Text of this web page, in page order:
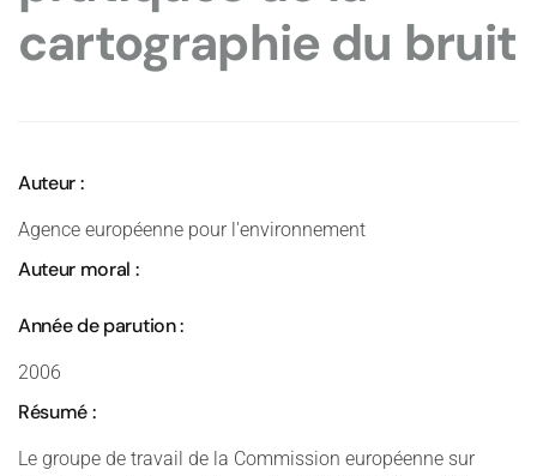
cartographie du bruit
Auteur :
Agence européenne pour l'environnement
Auteur moral :
Année de parution :
2006
Résumé :
Le groupe de travail de la Commission européenne sur